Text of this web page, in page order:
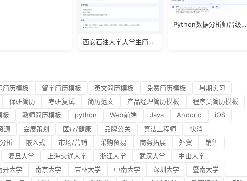
西安石油大学大学生简历模板
Python数据分析师晋级简历
简历模板 留学简历模板 英文简历模板 免费简历模板
暑期实习
保研简历 考研复试 简历范文 产品经理简历模板
程序员简历模板
板 教师简历模板 python Web前端 Java Andorid
iOS
源 会展策划 医疗/健康 品牌公关 算法工程师
快消
析 嵌入式 市场/营销 采购贸易 商务拓展 外贸
销售
复旦大学 上海交通大学 浙江大学 武汉大学
中山大学
开大学 南京大学 吉林大学 中南大学 深圳大学
暨南大学